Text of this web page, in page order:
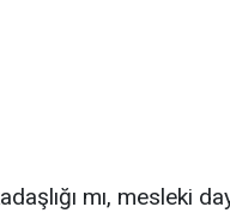
mı, mesleki